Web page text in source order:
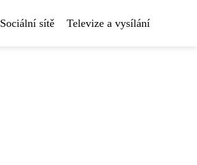
Sociální sítě Televize a vysílání